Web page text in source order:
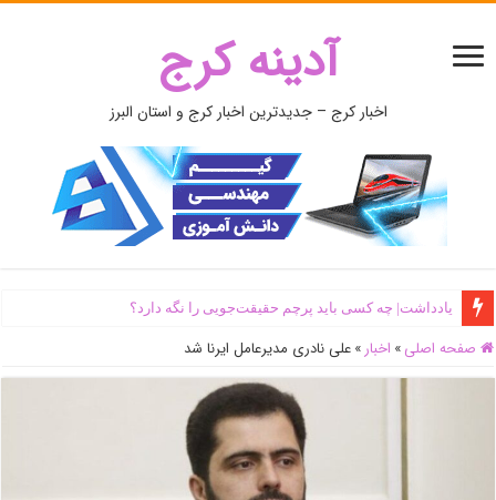
آدینه کرج
اخبار کرج – جدیدترین اخبار کرج و استان البرز
یادداشت| ‌چه کسی باید پرچم حقیقت‌جویی را نگه دارد؟
صفحه اصلی » اخبار » علی نادری مدیرعامل ایرنا شد